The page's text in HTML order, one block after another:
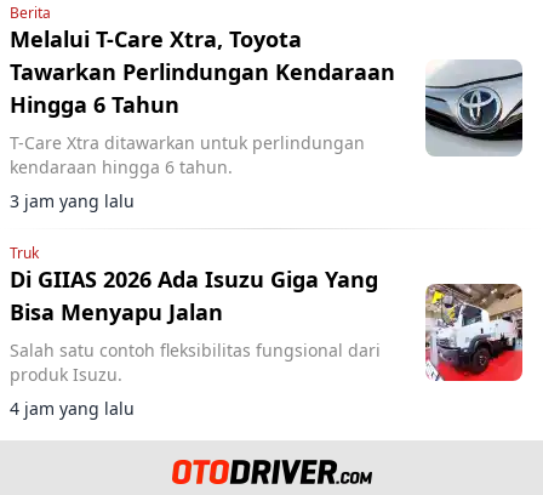
Berita
Melalui T-Care Xtra, Toyota
Tawarkan Perlindungan Kendaraan
Hingga 6 Tahun
T-Care Xtra ditawarkan untuk perlindungan
kendaraan hingga 6 tahun.
3 jam yang lalu
Truk
Di GIIAS 2026 Ada Isuzu Giga Yang
Bisa Menyapu Jalan
Salah satu contoh fleksibilitas fungsional dari
produk Isuzu.
4 jam yang lalu